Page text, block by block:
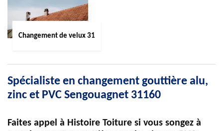
Changement de velux 31
Spécialiste en changement gouttière alu,
zinc et PVC Sengouagnet 31160
Faites appel à Histoire Toiture si vous songez à